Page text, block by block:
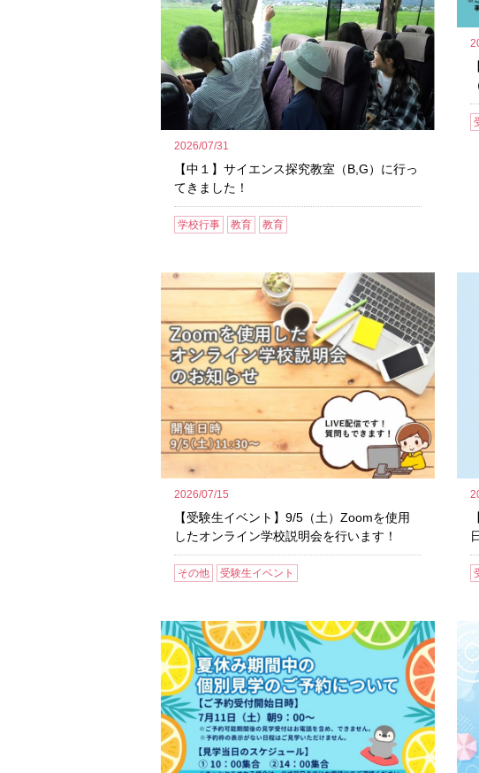
2026/07/31
【中１】サイエンス探究教室（B,G）に行っ
てきました！
学校行事 教育 教育
2026/07/15
【受験生イベント】9/5（土）Zoomを使用
したオンライン学校説明会を行います！
その他 受験生イベント